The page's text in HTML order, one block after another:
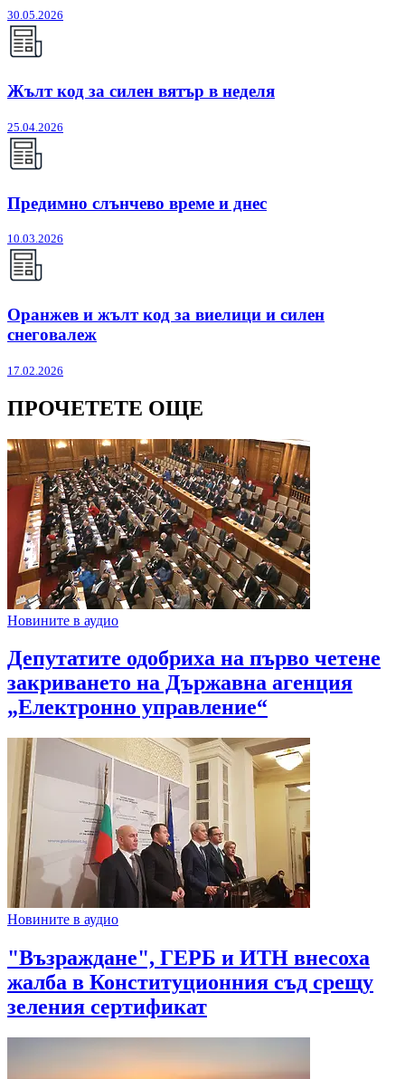
30.05.2026
Жълт код за силен вятър в неделя
25.04.2026
Предимно слънчево време и днес
10.03.2026
Оранжев и жълт код за виелици и силен
снеговалеж
17.02.2026
ПРОЧЕТЕТЕ ОЩЕ
Новините в аудио
Депутатите одобриха на първо четене
закриването на Държавна агенция
„Електронно управление“
Новините в аудио
"Възраждане", ГЕРБ и ИТН внесоха
жалба в Конституционния съд срещу
зеления сертификат